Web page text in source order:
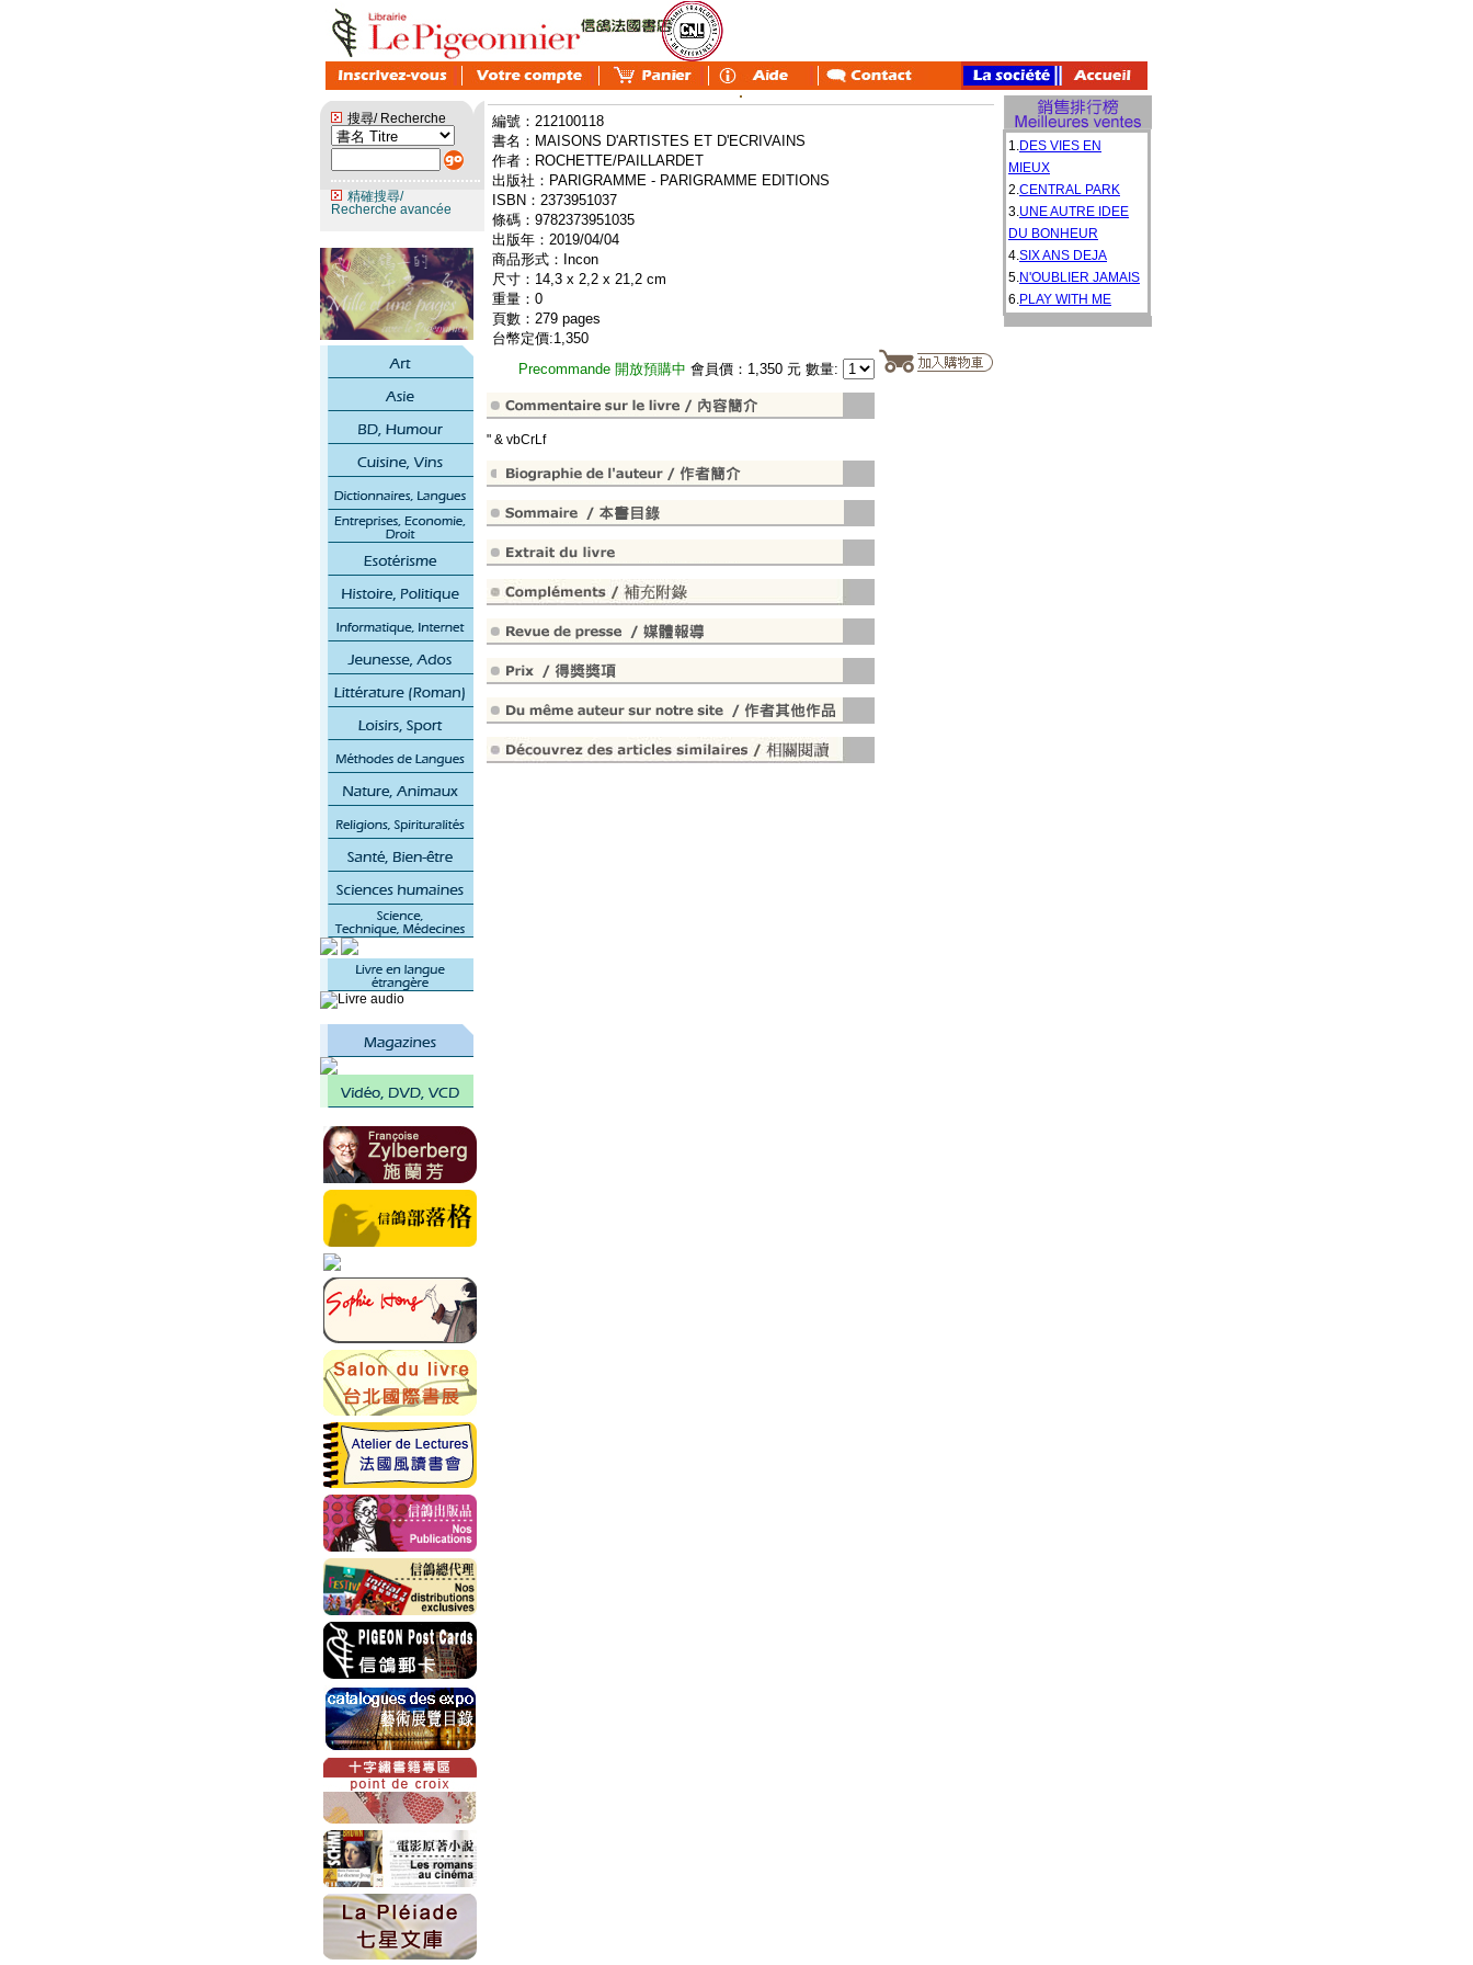
搜尋/ Recherche
精確搜尋/
Recherche avancée
編號：212100118
書名：MAISONS D'ARTISTES ET D'ECRIVAINS
作者：ROCHETTE/PAILLARDET
出版社：PARIGRAMME - PARIGRAMME EDITIONS
ISBN：2373951037
條碼：9782373951035
出版年：2019/04/04
商品形式：Incon
尺寸：14,3 x 2,2 x 21,2 cm
重量：0
頁數：279 pages
台幣定價:1,350
Precommande 開放預購中 會員價：1,350 元 數量:
" & vbCrLf
1.DES VIES EN
MIEUX
2.CENTRAL PARK
3.UNE AUTRE IDEE
DU BONHEUR
4.SIX ANS DEJA
5.N'OUBLIER JAMAIS
6.PLAY WITH ME